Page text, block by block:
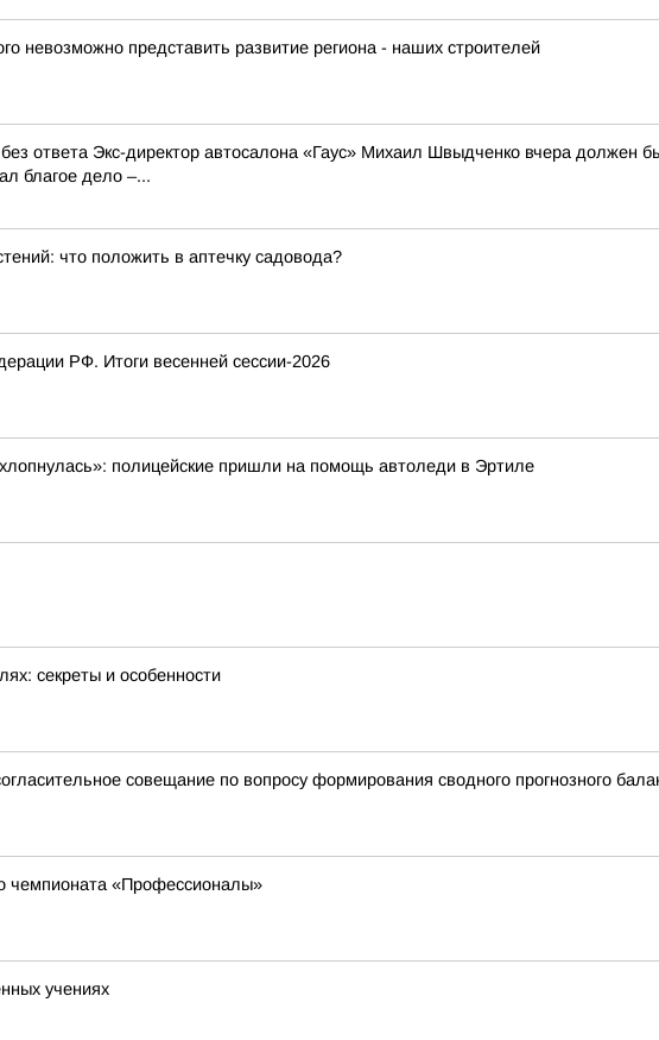
невозможно представить развитие региона - наших строителей
ответа Экс-директор автосалона «Гаус» Михаил Швыдченко вчера должен
благое дело –...
что положить в аптечку садовода?
РФ. Итоги весенней сессии-2026
полицейские пришли на помощь автоледи в Эртиле
секреты и особенности
совещание по вопросу формирования сводного прогнозного
чемпионата «Профессионалы»
учениях